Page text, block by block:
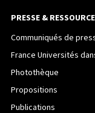
PRESSE &
Communiqués de
France Universités
Photothèque
Propositions
Publications